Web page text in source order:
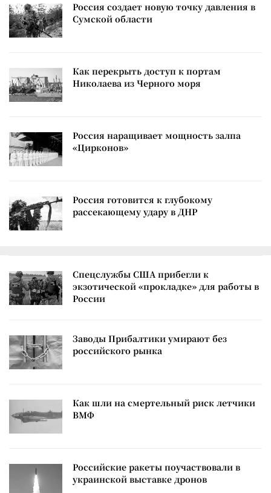
Россия создает новую точку давления в
Сумской области
Как перекрыть доступ к портам
Николаева из Черного моря
Россия наращивает мощность залпа
«Цирконов»
Россия готовится к глубокому
рассекающему удару в ДНР
Спецслужбы США прибегли к
экзотической «прокладке» для работы в
России
Заводы Прибалтики умирают без
российского рынка
Как шли на смертельный риск летчики
ВМФ
Российские ракеты поучаствовали в
украинской выставке дронов